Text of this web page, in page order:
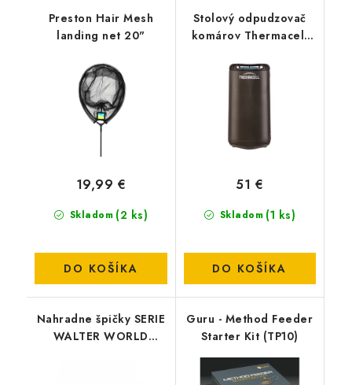
Preston Hair Mesh
landing net 20"
Skladom (2 ks)
19,99 €
DO KOŠÍKA
Stolový odpudzovač
komárov Thermacell
Skladom (1 ks)
51 €
DO KOŠÍKA
Nahradne špičky SERIE
WALTER WORLD
Guru - Method Feeder
Starter Kit (TP10)